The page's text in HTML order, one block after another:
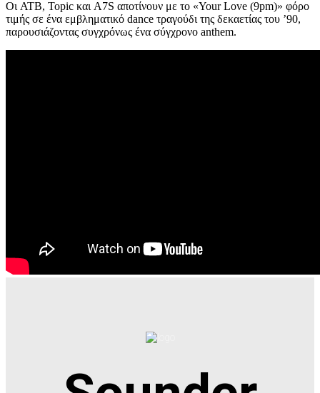
Οι ATB, Topic και A7S αποτίνουν με το «Your Love (9pm)» φόρο
τιμής σε ένα εμβληματικό dance τραγούδι της δεκαετίας του ’90,
παρουσιάζοντας συγχρόνως ένα σύγχρονο anthem.